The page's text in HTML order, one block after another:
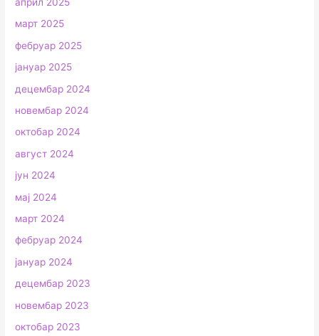
март 2025
фебруар 2025
јануар 2025
децембар 2024
новембар 2024
октобар 2024
август 2024
јун 2024
мај 2024
март 2024
фебруар 2024
јануар 2024
децембар 2023
новембар 2023
октобар 2023